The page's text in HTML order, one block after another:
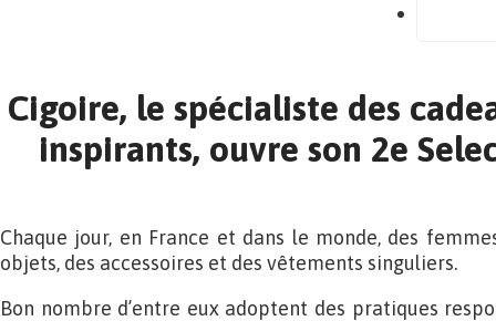
Cigoire, le spécialiste des
inspirants, ouvre son 2e
Chaque jour, en France et dans le monde, des
objets, des accessoires et des vêtements singuliers.
Bon nombre d’entre eux adoptent des pratiques